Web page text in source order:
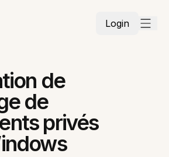
Login
de
de
privés